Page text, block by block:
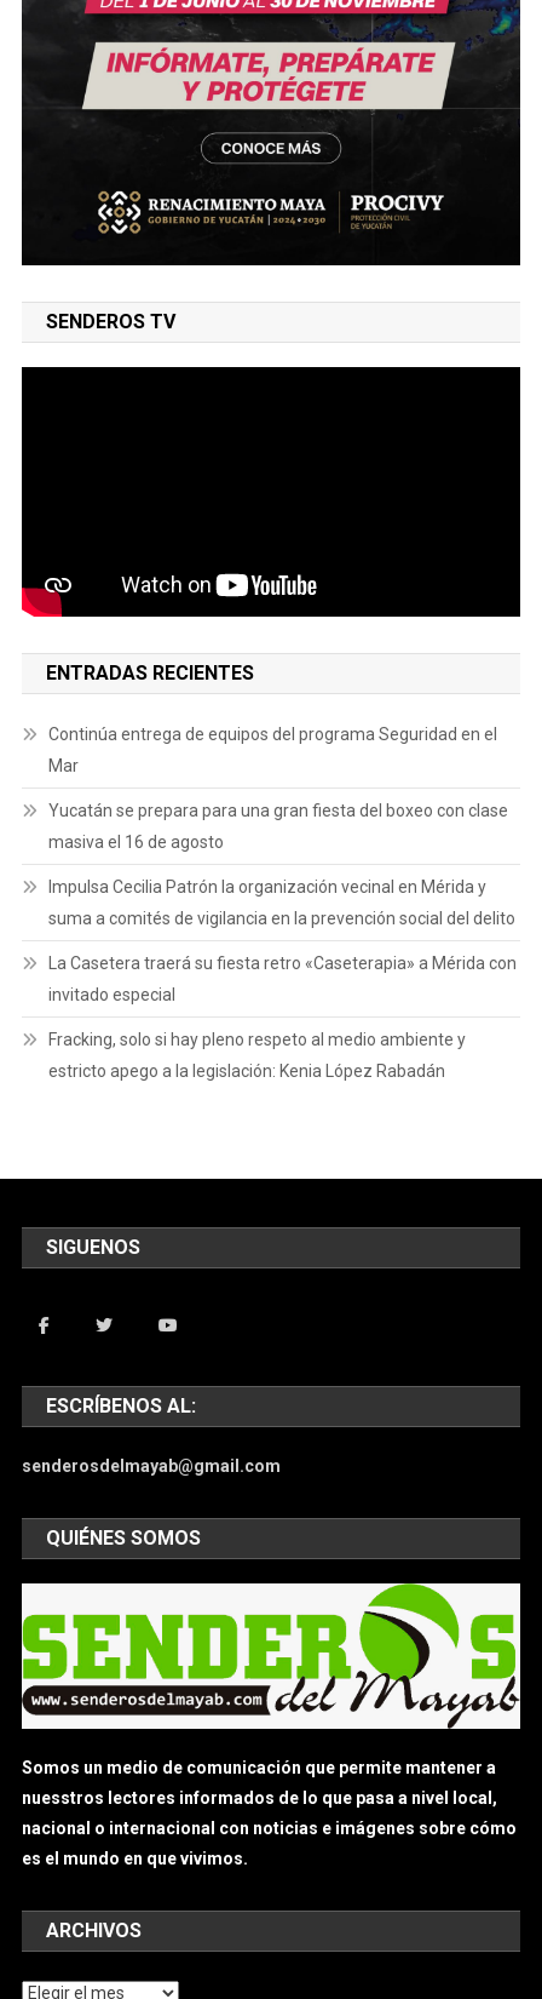
SENDEROS TV
ENTRADAS RECIENTES
Continúa entrega de equipos del programa Seguridad en el
Mar
Yucatán se prepara para una gran fiesta del boxeo con clase
masiva el 16 de agosto
Impulsa Cecilia Patrón la organización vecinal en Mérida y
suma a comités de vigilancia en la prevención social del delito
La Casetera traerá su fiesta retro «Caseterapia» a Mérida con
invitado especial
Fracking, solo si hay pleno respeto al medio ambiente y
estricto apego a la legislación: Kenia López Rabadán
SIGUENOS
ESCRÍBENOS AL:
senderosdelmayab@gmail.com
QUIÉNES SOMOS
Somos un medio de comunicación que permite mantener a
nuesstros lectores informados de lo que pasa a nivel local,
nacional o internacional con noticias e imágenes sobre cómo
es el mundo en que vivimos.
ARCHIVOS
Archivos